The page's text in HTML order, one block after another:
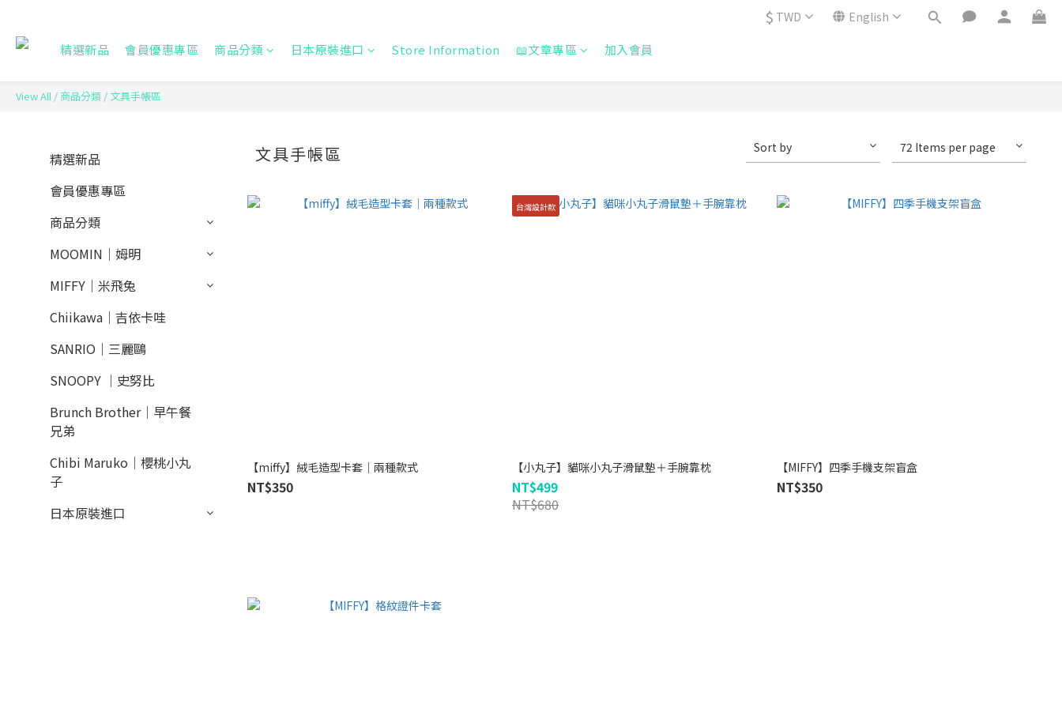
$ TWD English
精選新品 會員優惠專區 商品分類 日本原裝進口 Store Information 📖文章專區 加入會員
View All /商品分類 / 文具手帳區
精選新品
會員優惠專區
商品分類
MOOMIN｜姆明
MIFFY｜米飛兔
Chiikawa｜吉依卡哇
SANRIO｜三麗鷗
SNOOPY ｜史努比
Brunch Brother｜早午餐
兄弟
Chibi Maruko｜櫻桃小丸
子
日本原裝進口
文具手帳區 Sort by 72 Items per page
【miffy】絨毛造型卡套｜兩種款式
NT$350
台灣設計款
【小丸子】貓咪小丸子滑鼠墊＋手腕靠枕
NT$499
NT$680
【MIFFY】四季手機支架盲盒
NT$350